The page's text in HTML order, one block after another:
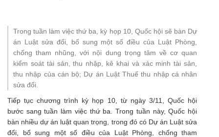
Trong tuần làm việc thứ ba, kỳ họp 10, Quốc hội sẽ bàn Dự
án Luật sửa đổi, bổ sung một số điều của Luật Phòng,
chống tham nhũng, với nội dung trọng tâm về cơ quan
kiểm soát tài sản, thu nhập, kê khai và xác minh tài sản,
thu nhập của cán bộ; Dự án Luật Thuế thu nhập cá nhân
sửa đổi.
Tiếp tục chương trình kỳ họp 10, từ ngày 3/11, Quốc hội
bước sang tuần làm việc thứ ba. Trong tuần này, Quốc hội
bàn nhiều dự án luật quan trọng, trong đó có Dự án Luật sửa
đổi, bổ sung một số điều của Luật Phòng, chống tham